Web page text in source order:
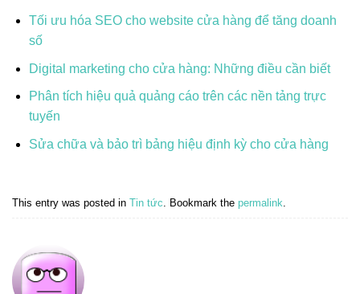
Tối ưu hóa SEO cho website cửa hàng để tăng doanh
số
Digital marketing cho cửa hàng: Những điều cần biết
Phân tích hiệu quả quảng cáo trên các nền tảng trực
tuyến
Sửa chữa và bảo trì bảng hiệu định kỳ cho cửa hàng
This entry was posted in Tin tức . Bookmark the permalink